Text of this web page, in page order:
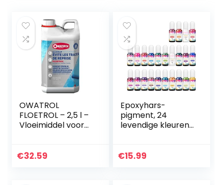
OWATROL
FLOETROL – 2,5 l –
Vloeimiddel voor
acrylverf binnen
€32.59
Epoxyhars-
pigment, 24
levendige kleuren,
geconcentreerd,
€15.99